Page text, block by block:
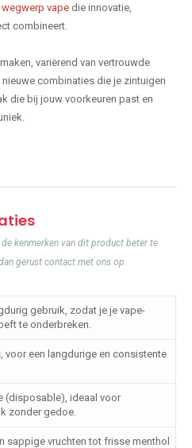
wegwerp vape die innovatie,
combineert.
variërend van vertrouwde
combinaties die je zintuigen
die bij jouw voorkeuren past en
kenmerken van dit product beter te
gerust contact met ons op.
gebruik, zodat je je vape-
te onderbreken.
voor een langdurige en consistente
(disposable), ideaal voor
zonder gedoe.
sappige vruchten tot frisse menthol